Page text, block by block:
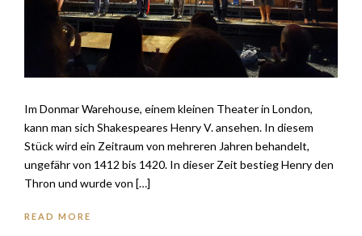
Im Donmar Warehouse, einem kleinen Theater in London,
kann man sich Shakespeares Henry V. ansehen. In diesem
Stück wird ein Zeitraum von mehreren Jahren behandelt,
ungefähr von 1412 bis 1420. In dieser Zeit bestieg Henry den
Thron und wurde von […]
READ MORE